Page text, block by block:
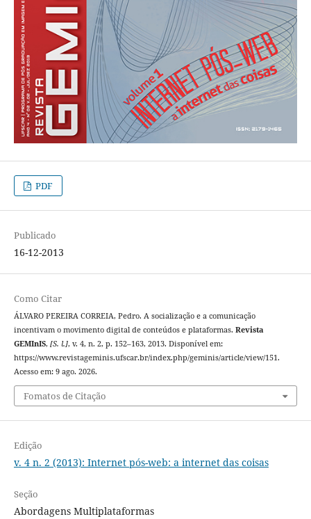
PDF
Publicado
16-12-2013
Como Citar
ÁLVARO PEREIRA CORREIA, Pedro. A socialização e a comunicação
incentivam o movimento digital de conteúdos e plataformas. Revista
GEMInIS, [S. l.], v. 4, n. 2, p. 152–163, 2013. Disponível em:
https://www.revistageminis.ufscar.br/index.php/geminis/article/view/151.
Acesso em: 9 ago. 2026.
Fomatos de Citação
Edição
v. 4 n. 2 (2013): Internet pós-web: a internet das coisas
Seção
Abordagens Multiplataformas